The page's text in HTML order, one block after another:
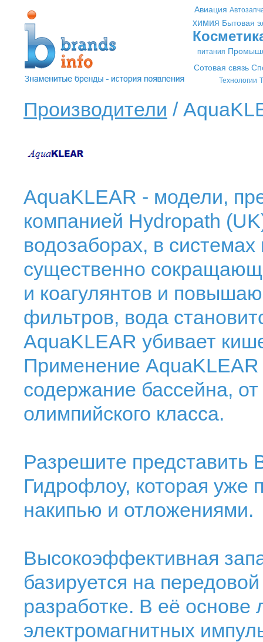
Авиация
химия Бытовая
питания
Сотовая связь
Технологии
Производители /
AquaKLEAR - модели,
компанией Hydropath
водозаборах, в системах
существенно
и коагулянтов и
фильтров, вода
AquaKLEAR убивает
Применение AquaKLEAR
содержание бассейна,
олимпийского класса.
Разрешите представить
Гидрофлоу, которая уже
накипью и отложениями.
Высокоэффективная
базируется на
разработке. В её основе
электромагнитных